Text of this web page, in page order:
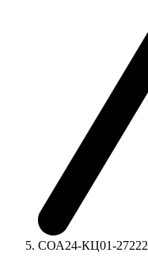
СОА24-КЦ01-27222